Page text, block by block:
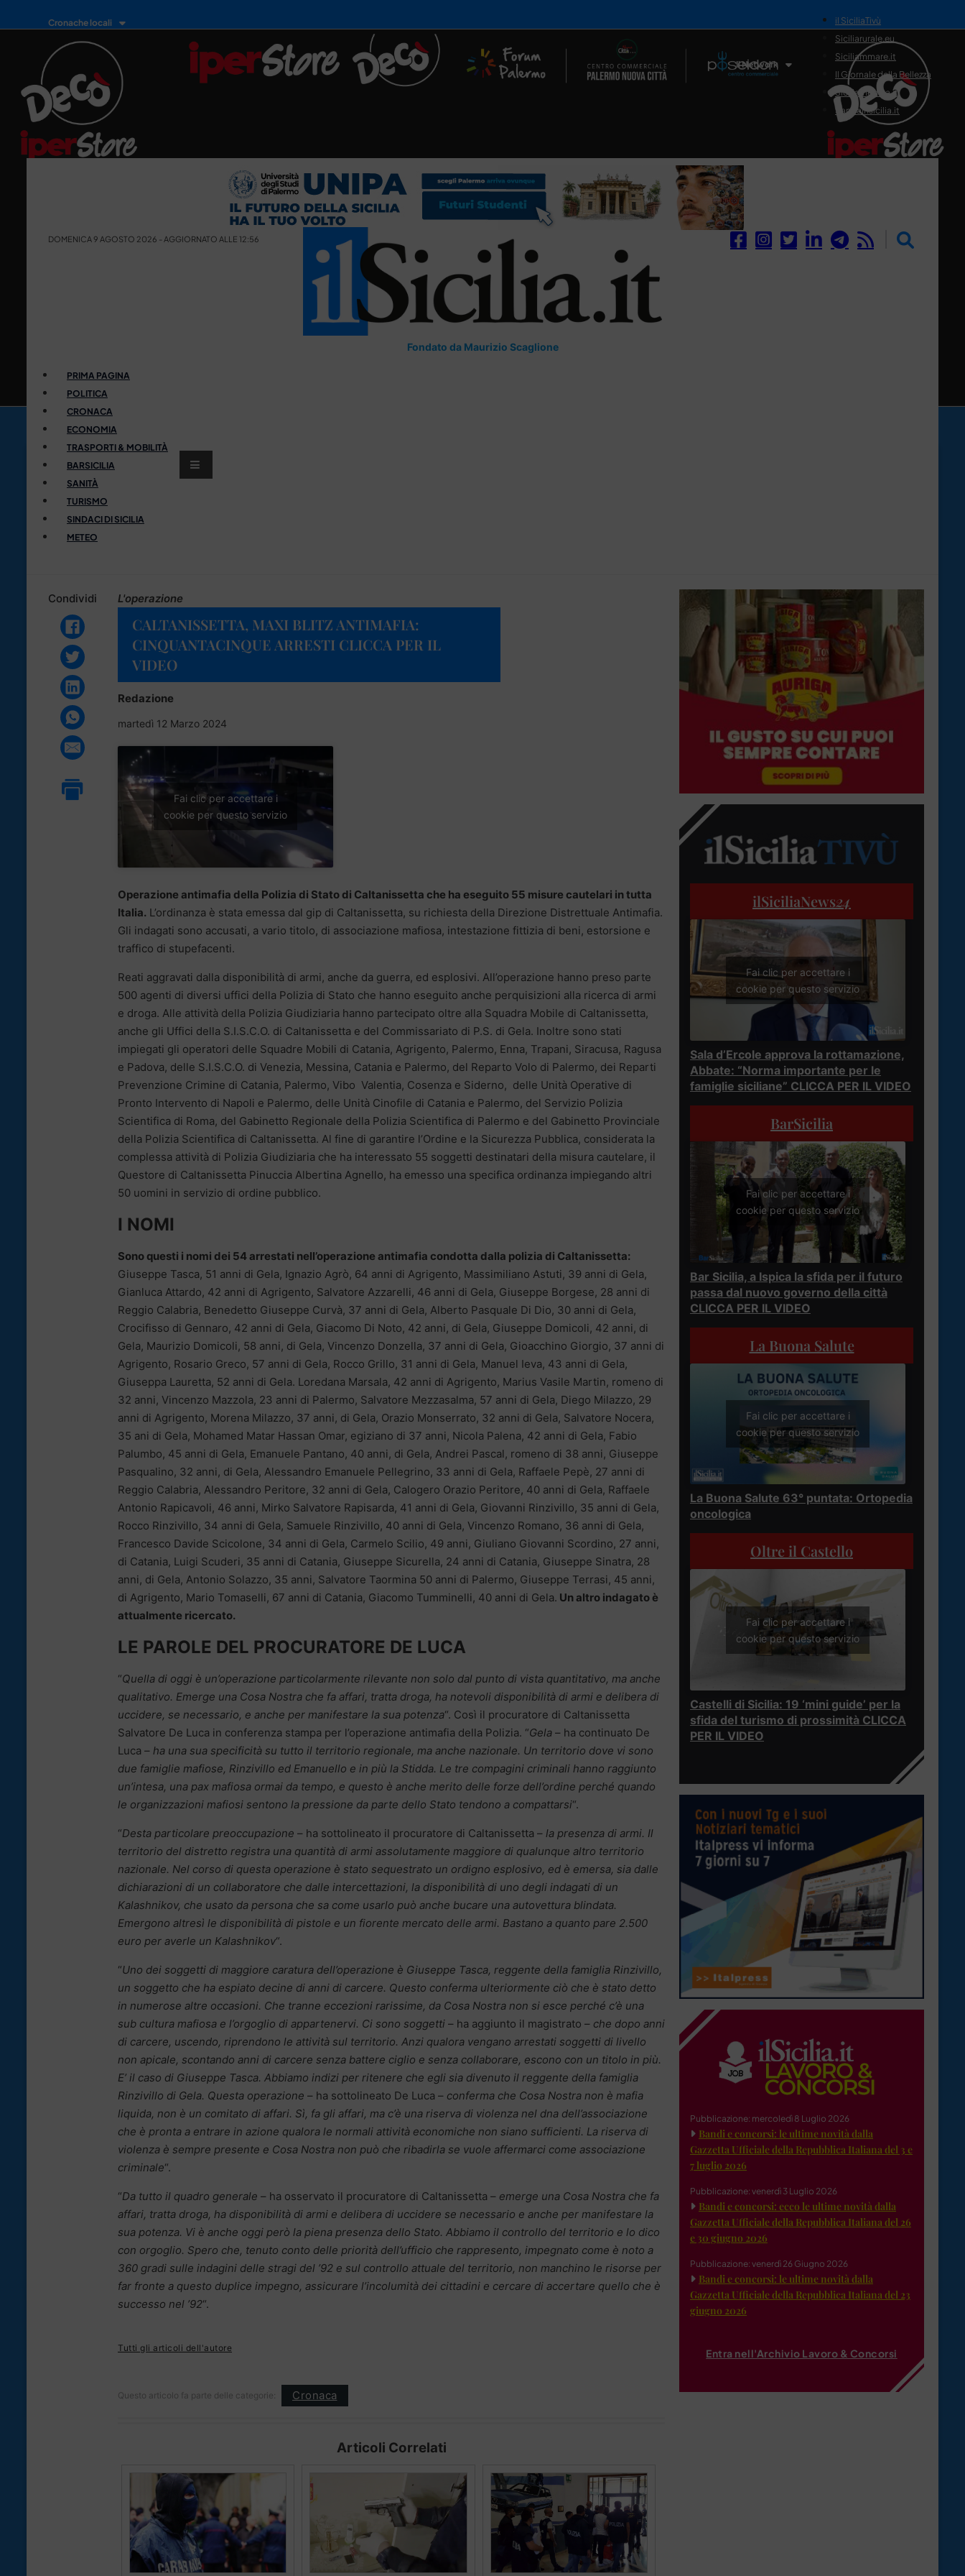
Cronache locali
Il Network
il SiciliaTivù
Siciliarurale.eu
Siciliammare.it
Il Giornale della Bellezza
Siciliamedica.it
Sanitainsicilia.it
DOMENICA 9 AGOSTO 2026 - AGGIORNATO ALLE 12:56
Fondato da Maurizio Scaglione
PRIMA PAGINA
POLITICA
CRONACA
ECONOMIA
TRASPORTI & MOBILITÀ
BARSICILIA
SANITÀ
TURISMO
SINDACI DI SICILIA
METEO
Condividi L'operazione
CALTANISSETTA, MAXI BLITZ ANTIMAFIA:
CINQUANTACINQUE ARRESTI CLICCA PER IL
VIDEO
Redazione
martedì 12 Marzo 2024
Fai clic per accettare i
cookie per questo servizio
Operazione antimafia della Polizia di Stato di Caltanissetta che ha eseguito 55 misure cautelari in tutta
Italia. L’ordinanza è stata emessa dal gip di Caltanissetta, su richiesta della Direzione Distrettuale Antimafia.
Gli indagati sono accusati, a vario titolo, di associazione mafiosa, intestazione fittizia di beni, estorsione e
traffico di stupefacenti.
Reati aggravati dalla disponibilità di armi, anche da guerra, ed esplosivi. All’operazione hanno preso parte
500 agenti di diversi uffici della Polizia di Stato che hanno eseguito anche perquisizioni alla ricerca di armi
e droga. Alle attività della Polizia Giudiziaria hanno partecipato oltre alla Squadra Mobile di Caltanissetta,
anche gli Uffici della S.I.S.C.O. di Caltanissetta e del Commissariato di P.S. di Gela. Inoltre sono stati
impiegati gli operatori delle Squadre Mobili di Catania, Agrigento, Palermo, Enna, Trapani, Siracusa, Ragusa
e Padova, delle S.I.S.C.O. di Venezia, Messina, Catania e Palermo, del Reparto Volo di Palermo, dei Reparti
Prevenzione Crimine di Catania, Palermo, Vibo Valentia, Cosenza e Siderno, delle Unità Operative di
Pronto Intervento di Napoli e Palermo, delle Unità Cinofile di Catania e Palermo, del Servizio Polizia
Scientifica di Roma, del Gabinetto Regionale della Polizia Scientifica di Palermo e del Gabinetto Provinciale
della Polizia Scientifica di Caltanissetta. Al fine di garantire l’Ordine e la Sicurezza Pubblica, considerata la
complessa attività di Polizia Giudiziaria che ha interessato 55 soggetti destinatari della misura cautelare, il
Questore di Caltanissetta Pinuccia Albertina Agnello, ha emesso una specifica ordinanza impiegando altri
50 uomini in servizio di ordine pubblico.
I NOMI
Sono questi i nomi dei 54 arrestati nell’operazione antimafia condotta dalla polizia di Caltanissetta:
Giuseppe Tasca, 51 anni di Gela, Ignazio Agrò, 64 anni di Agrigento, Massimiliano Astuti, 39 anni di Gela,
Gianluca Attardo, 42 anni di Agrigento, Salvatore Azzarelli, 46 anni di Gela, Giuseppe Borgese, 28 anni di
Reggio Calabria, Benedetto Giuseppe Curvà, 37 anni di Gela, Alberto Pasquale Di Dio, 30 anni di Gela,
Crocifisso di Gennaro, 42 anni di Gela, Giacomo Di Noto, 42 anni, di Gela, Giuseppe Domicoli, 42 anni, di
Gela, Maurizio Domicoli, 58 anni, di Gela, Vincenzo Donzella, 37 anni di Gela, Gioacchino Giorgio, 37 anni di
Agrigento, Rosario Greco, 57 anni di Gela, Rocco Grillo, 31 anni di Gela, Manuel Ieva, 43 anni di Gela,
Giuseppa Lauretta, 52 anni di Gela. Loredana Marsala, 42 anni di Agrigento, Marius Vasile Martin, romeno di
32 anni, Vincenzo Mazzola, 23 anni di Palermo, Salvatore Mezzasalma, 57 anni di Gela, Diego Milazzo, 29
anni di Agrigento, Morena Milazzo, 37 anni, di Gela, Orazio Monserrato, 32 anni di Gela, Salvatore Nocera,
35 ani di Gela, Mohamed Matar Hassan Omar, egiziano di 37 anni, Nicola Palena, 42 anni di Gela, Fabio
Palumbo, 45 anni di Gela, Emanuele Pantano, 40 anni, di Gela, Andrei Pascal, romeno di 38 anni, Giuseppe
Pasqualino, 32 anni, di Gela, Alessandro Emanuele Pellegrino, 33 anni di Gela, Raffaele Pepè, 27 anni di
Reggio Calabria, Alessandro Peritore, 32 anni di Gela, Calogero Orazio Peritore, 40 anni di Gela, Raffaele
Antonio Rapicavoli, 46 anni, Mirko Salvatore Rapisarda, 41 anni di Gela, Giovanni Rinzivillo, 35 anni di Gela,
Rocco Rinzivillo, 34 anni di Gela, Samuele Rinzivillo, 40 anni di Gela, Vincenzo Romano, 36 anni di Gela,
Francesco Davide Scicolone, 34 anni di Gela, Carmelo Scilio, 49 anni, Giuliano Giovanni Scordino, 27 anni,
di Catania, Luigi Scuderi, 35 anni di Catania, Giuseppe Sicurella, 24 anni di Catania, Giuseppe Sinatra, 28
anni, di Gela, Antonio Solazzo, 35 anni, Salvatore Taormina 50 anni di Palermo, Giuseppe Terrasi, 45 anni,
di Agrigento, Mario Tomaselli, 67 anni di Catania, Giacomo Tumminelli, 40 anni di Gela. Un altro indagato è
attualmente ricercato.
LE PAROLE DEL PROCURATORE DE LUCA
“Quella di oggi è un’operazione particolarmente rilevante non solo dal punto di vista quantitativo, ma anche
qualitativo. Emerge una Cosa Nostra che fa affari, tratta droga, ha notevoli disponibilità di armi e delibera di
uccidere, se necessario, e anche per manifestare la sua potenza“. Così il procuratore di Caltanissetta
Salvatore De Luca in conferenza stampa per l’operazione antimafia della Polizia. “Gela – ha continuato De
Luca – ha una sua specificità su tutto il territorio regionale, ma anche nazionale. Un territorio dove vi sono
due famiglie mafiose, Rinzivillo ed Emanuello e in più la Stidda. Le tre compagini criminali hanno raggiunto
un’intesa, una pax mafiosa ormai da tempo, e questo è anche merito delle forze dell’ordine perché quando
le organizzazioni mafiosi sentono la pressione da parte dello Stato tendono a compattarsi“.
“Desta particolare preoccupazione – ha sottolineato il procuratore di Caltanissetta – la presenza di armi. Il
territorio del distretto registra una quantità di armi assolutamente maggiore di qualunque altro territorio
nazionale. Nel corso di questa operazione è stato sequestrato un ordigno esplosivo, ed è emersa, sia dalle
dichiarazioni di un collaboratore che dalle intercettazioni, la disponibilità di uno degli indagati di un
Kalashnikov, che usato da persona che sa come usarlo può anche bucare una autovettura blindata.
Emergono altresì le disponibilità di pistole e un fiorente mercato delle armi. Bastano a quanto pare 2.500
euro per averle un Kalashnikov“.
“Uno dei soggetti di maggiore caratura dell’operazione è Giuseppe Tasca, reggente della famiglia Rinzivillo,
un soggetto che ha espiato decine di anni di carcere. Questo conferma ulteriormente ciò che è stato detto
in numerose altre occasioni. Che tranne eccezioni rarissime, da Cosa Nostra non si esce perché c’è una
sub cultura mafiosa e l’orgoglio di appartenervi. Ci sono soggetti – ha aggiunto il magistrato – che dopo anni
di carcere, uscendo, riprendono le attività sul territorio. Anzi qualora vengano arrestati soggetti di livello
non apicale, scontando anni di carcere senza battere ciglio e senza collaborare, escono con un titolo in più.
E’ il caso di Giuseppe Tasca. Abbiamo indizi per ritenere che egli sia divenuto il reggente della famiglia
Rinzivillo di Gela. Questa operazione – ha sottolineato De Luca – conferma che Cosa Nostra non è mafia
liquida, non è un comitato di affari. Sì, fa gli affari, ma c’è una riserva di violenza nel dna dell’associazione
che è pronta a entrare in azione qualora le normali attività economiche non siano sufficienti. La riserva di
violenza è sempre presente e Cosa Nostra non può che ribadirla se vuole affermarci come associazione
criminale“.
“Da tutto il quadro generale – ha osservato il procuratore di Caltanissetta – emerge una Cosa Nostra che fa
affari, tratta droga, ha disponibilità di armi e delibera di uccidere se necessario e anche per manifestare la
sua potenza. Vi è anche oggi però la piena presenza dello Stato. Abbiamo il controllo del territorio e lo dico
con orgoglio. Spero che, tenuto conto delle priorità dell’ufficio che rappresento, impegnato come è noto a
360 gradi sulle indagini delle stragi del ’92 e sul controllo attuale del territorio, non manchino le risorse per
far fronte a questo duplice impegno, assicurare l’incolumità dei cittadini e cercare di accertare quello che è
successo nel ’92“.
Tutti gli articoli dell'autore
Questo articolo fa parte delle categorie: Cronaca
Articoli Correlati
ilSiciliaNews24
Fai clic per accettare i
cookie per questo servizio
Sala d’Ercole approva la rottamazione,
Abbate: “Norma importante per le
famiglie siciliane” CLICCA PER IL VIDEO
BarSicilia
Fai clic per accettare i
cookie per questo servizio
Bar Sicilia, a Ispica la sfida per il futuro
passa dal nuovo governo della città
CLICCA PER IL VIDEO
La Buona Salute
Fai clic per accettare i
cookie per questo servizio
La Buona Salute 63° puntata: Ortopedia
oncologica
Oltre il Castello
Fai clic per accettare i
cookie per questo servizio
Castelli di Sicilia: 19 ‘mini guide’ per la
sfida del turismo di prossimità CLICCA
PER IL VIDEO
Pubblicazione: mercoledì 8 Luglio 2026
Bandi e concorsi: le ultime novità dalla
Gazzetta Ufficiale della Repubblica Italiana del 3 e
7 luglio 2026
Pubblicazione: venerdì 3 Luglio 2026
Bandi e concorsi: ecco le ultime novità dalla
Gazzetta Ufficiale della Repubblica Italiana del 26
e 30 giugno 2026
Pubblicazione: venerdì 26 Giugno 2026
Bandi e concorsi: le ultime novità dalla
Gazzetta Ufficiale della Repubblica Italiana del 23
giugno 2026
Entra nell'Archivio Lavoro & Concorsi